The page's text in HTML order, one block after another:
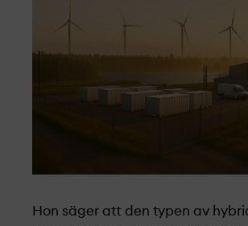
Hon säger att den typen av